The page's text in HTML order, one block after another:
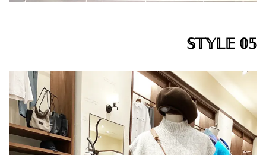
𝕊𝕋𝕐𝕃𝔼 𝟘𝟝